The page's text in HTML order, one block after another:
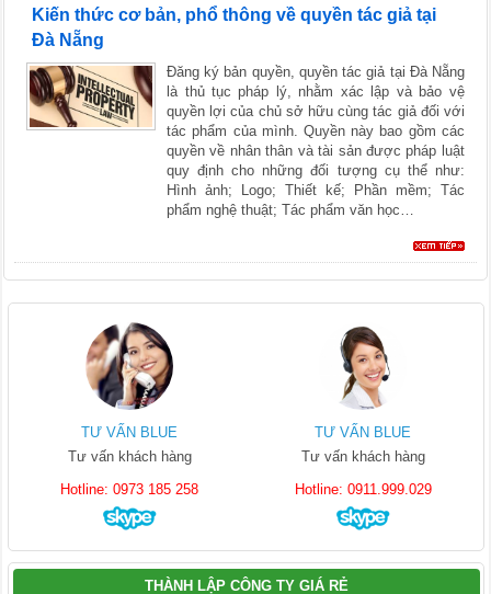
Kiến thức cơ bản, phổ thông về quyền tác giả tại
Đà Nẵng
Đăng ký bản quyền, quyền tác giả tại Đà Nẵng
là thủ tục pháp lý, nhằm xác lập và bảo vệ
quyền lợi của chủ sở hữu cùng tác giả đối với
tác phẩm của mình. Quyền này bao gồm các
quyền về nhân thân và tài sản được pháp luật
quy định cho những đối tượng cụ thể như:
Hình ảnh; Logo; Thiết kế; Phần mềm; Tác
phẩm nghệ thuật; Tác phẩm văn học…
TƯ VẤN BLUE
Tư vấn khách hàng
Hotline: 0973 185 258
TƯ VẤN BLUE
Tư vấn khách hàng
Hotline: 0911.999.029
THÀNH LẬP CÔNG TY GIÁ RẺ